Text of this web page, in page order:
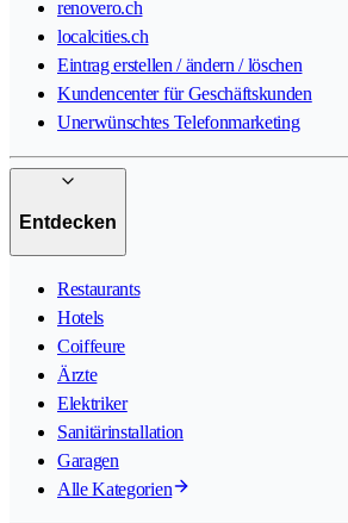
renovero.ch
localcities.ch
Eintrag erstellen / ändern / löschen
Kundencenter für Geschäftskunden
Unerwünschtes Telefonmarketing
Entdecken
Restaurants
Hotels
Coiffeure
Ärzte
Elektriker
Sanitärinstallation
Garagen
Alle Kategorien